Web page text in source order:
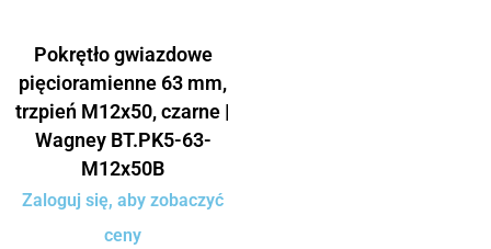
Pokrętło gwiazdowe
pięcioramienne 63 mm,
trzpień M12x50, czarne |
Wagney BT.PK5-63-
M12x50B
Zaloguj się, aby zobaczyć
ceny